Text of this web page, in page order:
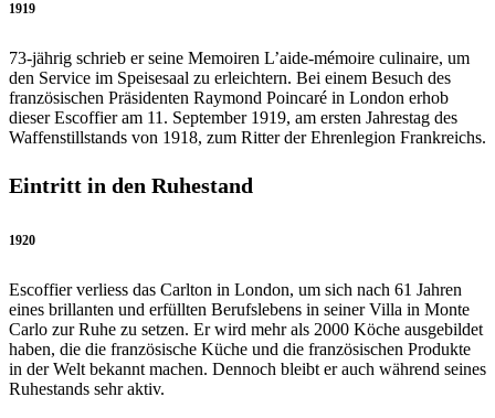
1919
73-jährig schrieb er seine Memoiren L’aide-mémoire culinaire, um
den Service im Speisesaal zu erleichtern. Bei einem Besuch des
französischen Präsidenten Raymond Poincaré in London erhob
dieser Escoffier am 11. September 1919, am ersten Jahrestag des
Waffenstillstands von 1918, zum Ritter der Ehrenlegion Frankreichs.
Eintritt in den Ruhestand
1920
Escoffier verliess das Carlton in London, um sich nach 61 Jahren
eines brillanten und erfüllten Berufslebens in seiner Villa in Monte
Carlo zur Ruhe zu setzen. Er wird mehr als 2000 Köche ausgebildet
haben, die die französische Küche und die französischen Produkte
in der Welt bekannt machen. Dennoch bleibt er auch während seines
Ruhestands sehr aktiv.